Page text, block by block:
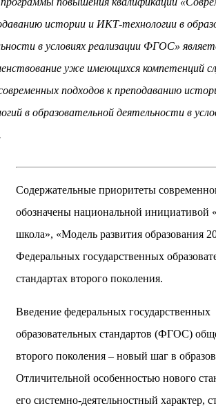
истории и ИКТ-технологии в
в условиях реализации ФГОС»
уже имеющихся компетенций
подходов к преподаванию
в образовательной деятельности в
Содержательные приоритеты
обозначены национальной инициативой
школа», «Модель развития образования
Федеральных государственных
стандартах второго поколения.
Введение федеральных государственных
образовательных стандартов (ФГОС)
второго поколения – новый шаг в
Отличительной особенностью нового
его системно-деятельностный характер,